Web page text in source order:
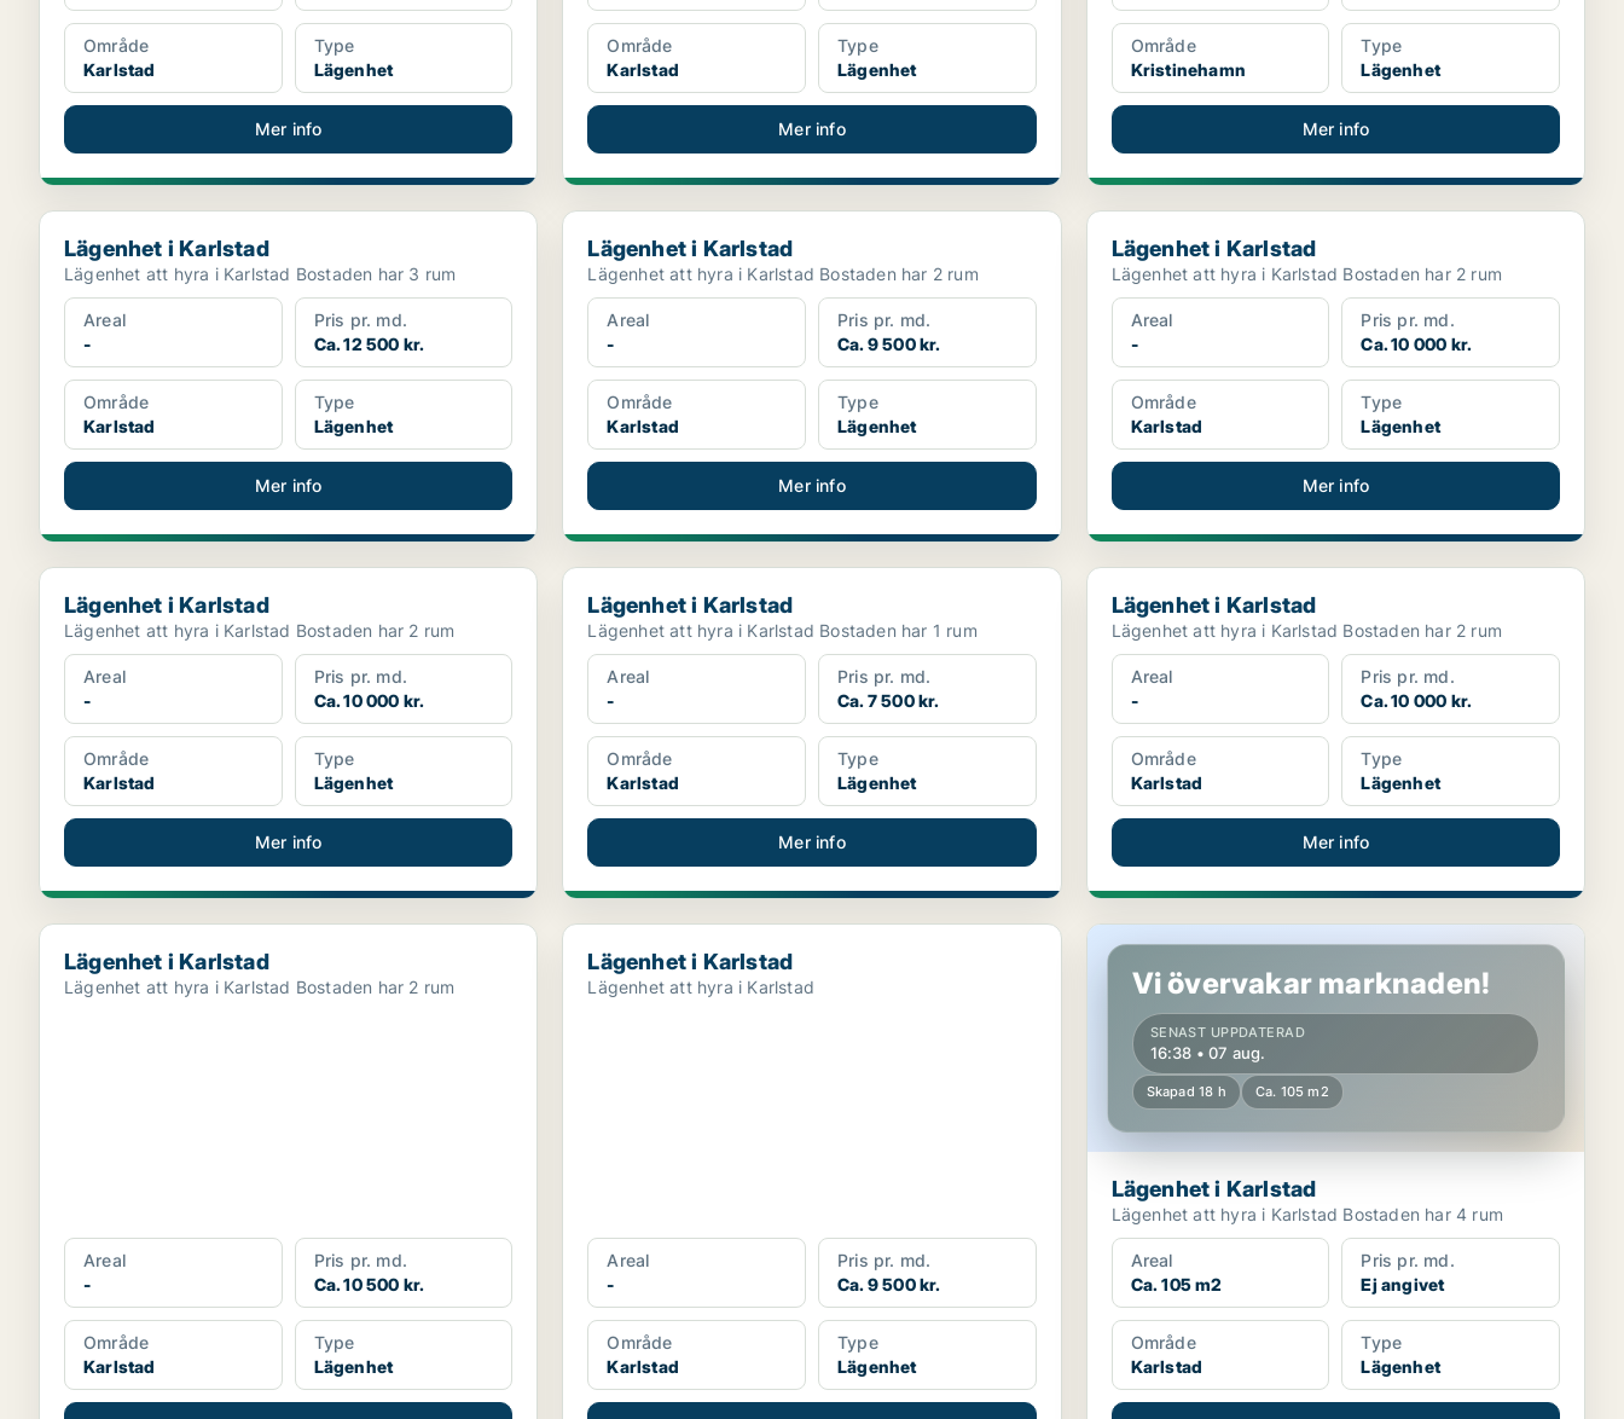
Område
Karlstad
Type
Lägenhet
Mer info
Område
Karlstad
Type
Lägenhet
Mer info
Område
Kristinehamn
Type
Lägenhet
Mer info
Lägenhet i Karlstad
Lägenhet i Karlstad
Lägenhet att hyra i Karlstad Bostaden har 3 rum
Areal
-
Pris pr. md.
Ca. 12 500 kr.
Område
Karlstad
Type
Lägenhet
Mer info
Lägenhet i Karlstad
Lägenhet i Karlstad
Lägenhet att hyra i Karlstad Bostaden har 2 rum
Areal
-
Pris pr. md.
Ca. 9 500 kr.
Område
Karlstad
Type
Lägenhet
Mer info
Lägenhet i Karlstad
Lägenhet i Karlstad
Lägenhet att hyra i Karlstad Bostaden har 2 rum
Areal
-
Pris pr. md.
Ca. 10 000 kr.
Område
Karlstad
Type
Lägenhet
Mer info
Lägenhet i Karlstad
Lägenhet i Karlstad
Lägenhet att hyra i Karlstad Bostaden har 2 rum
Areal
-
Pris pr. md.
Ca. 10 000 kr.
Område
Karlstad
Type
Lägenhet
Mer info
Lägenhet i Karlstad
Lägenhet i Karlstad
Lägenhet att hyra i Karlstad Bostaden har 1 rum
Areal
-
Pris pr. md.
Ca. 7 500 kr.
Område
Karlstad
Type
Lägenhet
Mer info
Lägenhet i Karlstad
Lägenhet i Karlstad
Lägenhet att hyra i Karlstad Bostaden har 2 rum
Areal
-
Pris pr. md.
Ca. 10 000 kr.
Område
Karlstad
Type
Lägenhet
Mer info
Lägenhet i Karlstad
Lägenhet i Karlstad
Lägenhet att hyra i Karlstad Bostaden har 2 rum
Areal
-
Pris pr. md.
Ca. 10 500 kr.
Område
Karlstad
Type
Lägenhet
Lägenhet i Karlstad
Lägenhet i Karlstad
Lägenhet att hyra i Karlstad
Areal
-
Pris pr. md.
Ca. 9 500 kr.
Område
Karlstad
Type
Lägenhet
Lägenhet i Karlstad
Vi övervakar marknaden!
SENAST UPPDATERAD
16:38 • 07 aug.
Skapad 18 h Ca. 105 m2
Lägenhet i Karlstad
Lägenhet att hyra i Karlstad Bostaden har 4 rum
Areal
Ca. 105 m2
Pris pr. md.
Ej angivet
Område
Karlstad
Type
Lägenhet